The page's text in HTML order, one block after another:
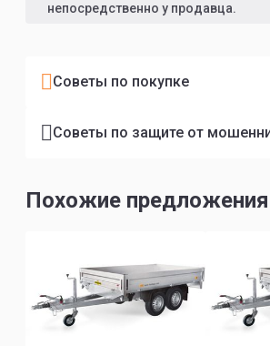
непосредственно у продавца.
Советы по покупке
Советы по защите от
Похожие предложения